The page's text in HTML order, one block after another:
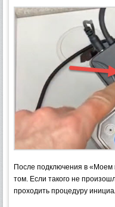
После подключения в «Моем
том. Если такого не
проходить процедуру